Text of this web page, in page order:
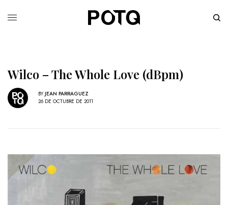
Wilco – The Whole Love (dBpm)
BY JEAN PARRAGUEZ
26 DE OCTUBRE DE 2011